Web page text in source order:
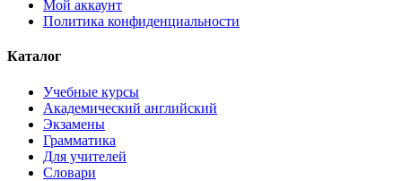
Мой аккаунт
Политика конфиденциальности
Каталог
Учебные курсы
Академический английский
Экзамены
Грамматика
Для учителей
Словари